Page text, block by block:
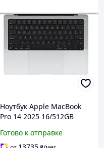
Ноутбук Apple MacBook
Pro 14 2025 16/512GB
Готово к отправке